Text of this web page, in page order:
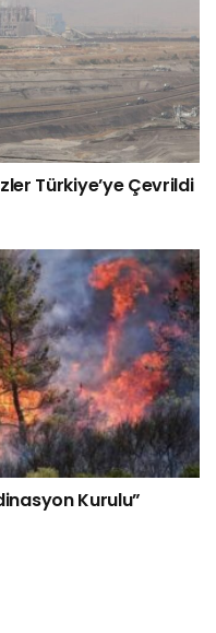
Türkiye’ye Çevrildi
Kurulu”